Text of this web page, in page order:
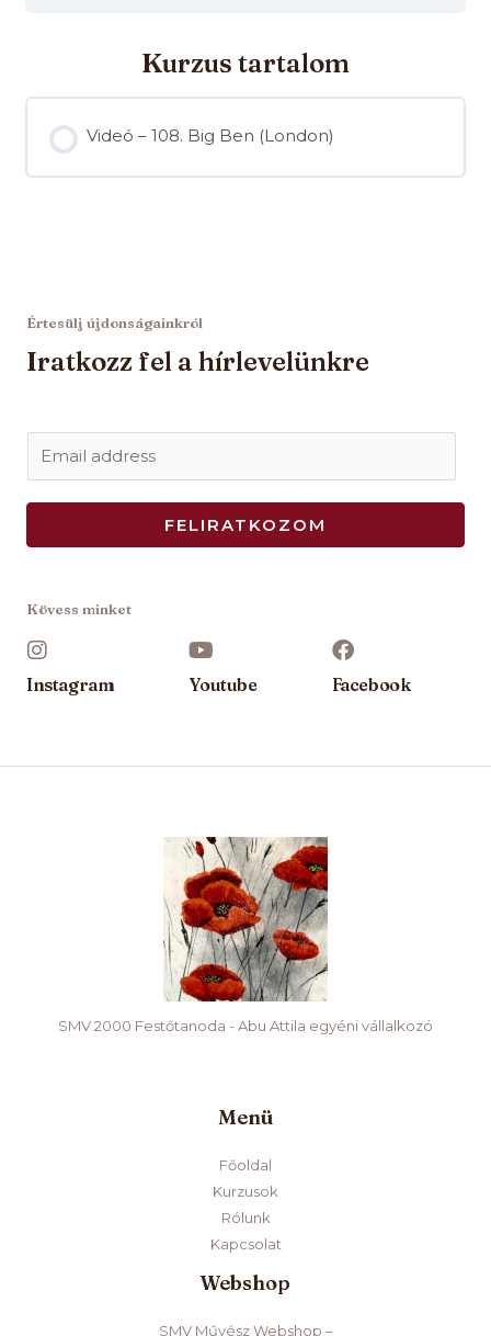
Kurzus tartalom
Videó – 108. Big Ben (London)
Értesülj újdonságainkról
Iratkozz fel a hírlevelünkre
m
a
FELIRATKOZOM
Kövess minket
Instagram Youtube Facebook
SMV 2000 Festőtanoda - Abu Attila egyéni vállalkozó
Menü
Főoldal
Kurzusok
Rólunk
Kapcsolat
Webshop
SMV Művész Webshop –